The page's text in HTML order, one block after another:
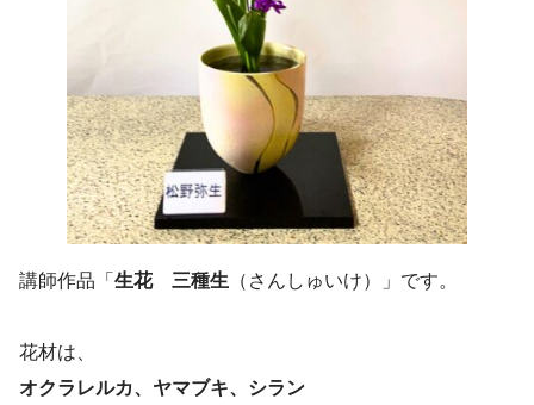
講師作品「 生花 三種生 （さんしゅいけ）」です。
花材は、
オクラレルカ、ヤマブキ、シラン